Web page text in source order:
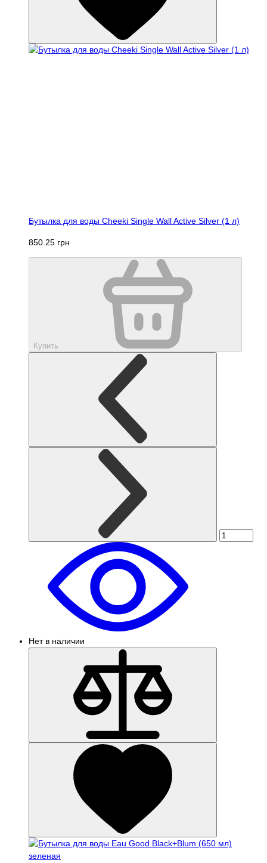
Бутылка для воды Cheeki Single Wall Active Silver (1 л)
850.25 грн
Купить
Нет в наличии